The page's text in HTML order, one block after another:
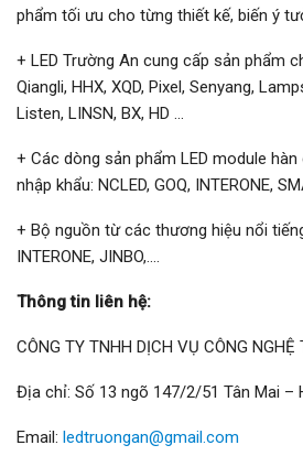
phẩm tối ưu cho từng thiết kế, biến ý
+ LED Trường An cung cấp sản phẩm
Qiangli, HHX, XQD, Pixel, Senyang,
Listen, LINSN, BX, HD …
+ Các dòng sản phẩm LED module
nhập khẩu: NCLED, GOQ, INTERONE,
+ Bộ nguồn từ các thương hiệu nổi
INTERONE, JINBO,….
Thông tin liên hệ:
CÔNG TY TNHH DỊCH VỤ CÔNG NGHỆ
Địa chỉ: Số 13 ngõ 147/2/51 Tân Mai –
Email: ledtruongan@gmail.com